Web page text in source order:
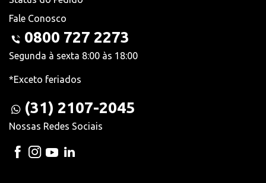
Fale Conosco
0800 727 2273
Segunda à sexta 8:00 às 18:00
*Exceto feriados
(31) 2107-2045
Nossas Redes Sociais